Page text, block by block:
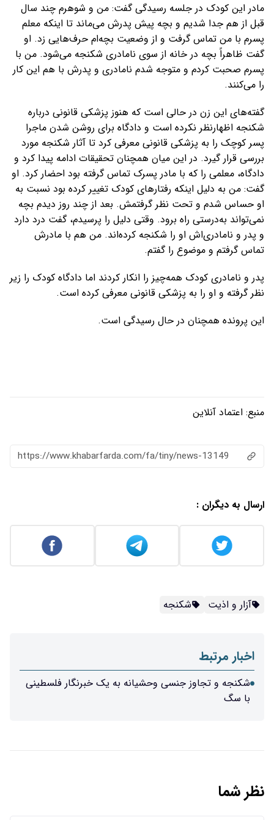
مادر این کودک در جلسه رسیدگی گفت: من و شوهرم چند سال
قبل از هم جدا شدیم و بچه پیش پدرش می‌ماند تا اینکه معلم
پسرم با من تماس گرفت و از وضعیت بچه‌ام حرف‌هایی زد. او
گفت ظاهراً بچه در خانه از سوی نامادری شکنجه می‌شود. من با
پسرم صحبت کردم و متوجه شدم نامادری و پدرش با هم این کار
را می‌کنند.
گفته‌های این زن در حالی است که هنوز پزشکی قانونی درباره
شکنجه اظهارنظر نکرده است و دادگاه برای روشن شدن ماجرا
پسر کوچک را به پزشکی قانونی معرفی کرد تا آثار شکنجه مورد
بررسی قرار گیرد. در این میان همچنان تحقیقات ادامه پیدا کرد و
دادگاه، معلمی را که با مادر پسرک تماس گرفته بود احضار کرد. او
گفت: من به دلیل اینکه رفتارهای کودک تغییر کرده بود نسبت به
او حساس شدم و تحت نظر گرفتمش. بعد از چند روز دیدم بچه
نمی‌تواند به‌درستی راه برود. وقتی دلیل را پرسیدم، گفت درد دارد
و پدر و نامادری‌اش او را شکنجه کرده‌اند. من هم با مادرش
تماس گرفتم و موضوع را گفتم.
پدر و نامادری کودک همه‌چیز را انکار کردند اما دادگاه کودک را زیر
نظر گرفته و او را به پزشکی قانونی معرفی کرده است.
این پرونده همچنان در حال رسیدگی است.
منبع: اعتماد آنلاین
https://www.khabarfarda.com/fa/tiny/news-13149
ارسال به دیگران :
آزار و اذیت شکنجه
اخبار مرتبط
شکنجه و تجاوز جنسی وحشیانه به یک خبرنگار فلسطینی
با سگ
نظر شما